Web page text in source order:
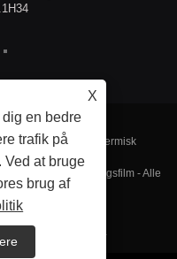
Film Co., Ltd. - Termisk
af termisk lamineringsfilm - Alle
Privacy Policy
X
en bedre
trafik på
at bruge
brug af